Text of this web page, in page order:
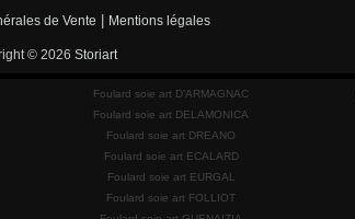
de Vente Mentions légales
© 2026 Storiart
Foulard soie art D'ARMAGNAC
Foulard soie art DELAMONICA
Foulard soie art DREANO
Foulard soie art ECALARD
Foulard soie art EURGAL
Foulard soie art FOLLIOT